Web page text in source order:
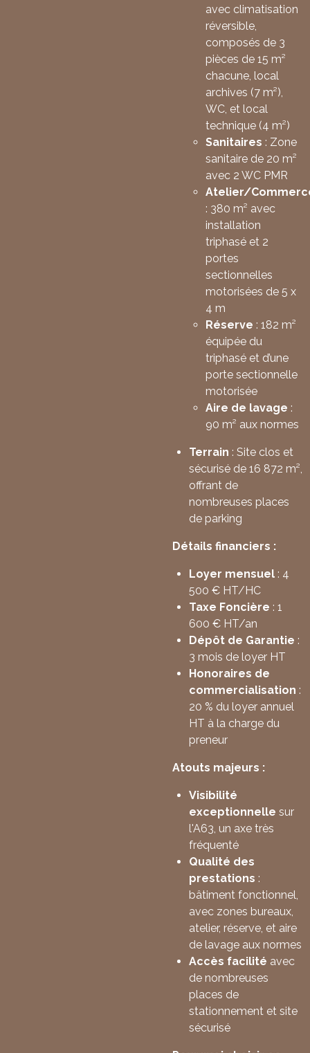
avec climatisation
réversible,
composés de 3
pièces de 15 m²
chacune, local
archives (7 m²),
WC, et local
technique (4 m²)
Sanitaires : Zone
sanitaire de 20 m²
avec 2 WC PMR
Atelier/
: 380 m² avec
installation
triphasé et 2
portes
sectionnelles
motorisées de 5 x
4 m
Réserve : 182 m²
équipée du
triphasé et d’une
porte sectionnelle
motorisée
Aire de lavage :
90 m² aux normes
Terrain : Site clos et
sécurisé de 16 872 m²,
offrant de
nombreuses places
de parking
Détails financiers :
Loyer mensuel : 4
500 € HT/HC
Taxe Foncière : 1
600 € HT/an
Dépôt de Garantie :
3 mois de loyer HT
Honoraires de
commercialisation :
20 % du loyer annuel
HT à la charge du
preneur
Atouts majeurs :
Visibilité
exceptionnelle sur
l'A63, un axe très
fréquenté
Qualité des
prestations :
bâtiment fonctionnel,
avec zones bureaux,
atelier, réserve, et aire
de lavage aux normes
Accès facilité avec
de nombreuses
places de
stationnement et site
sécurisé